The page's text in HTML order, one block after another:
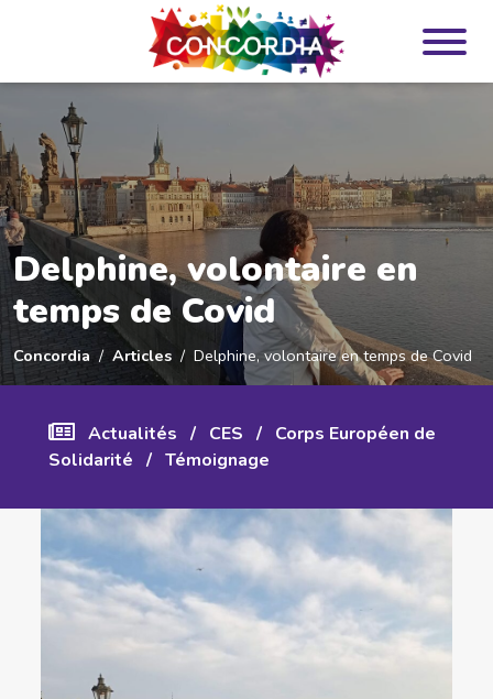
Delphine, volontaire en
temps de Covid
Concordia Articles Delphine, volontaire en temps de Covid
Actualités / CES / Corps Européen de
Solidarité / Témoignage
Panneau de gestion des cookies